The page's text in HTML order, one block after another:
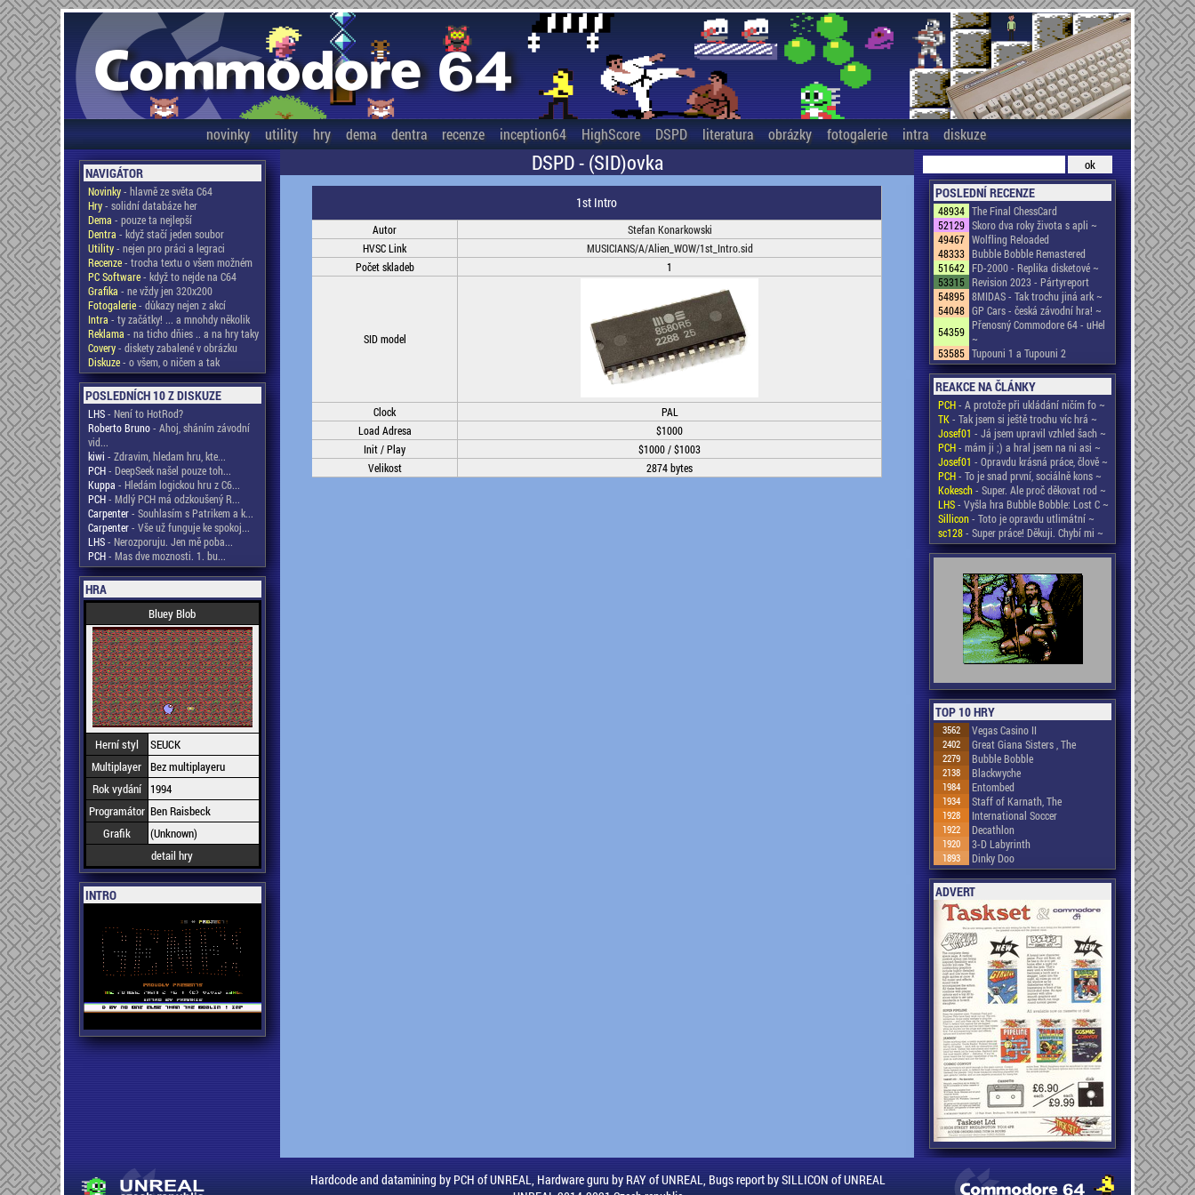
novinky utility hry dema dentra recenze inception64 HighScore DSPD literatura obrázky fotogalerie intra diskuze
NAVIGÁTOR
Novinky- hlavně ze světa C64
Hry- solidní databáze her
Dema - pouze ta nejlepší
Dentra - když stačí jeden soubor
Utility- nejen pro práci a legraci
Recenze- trocha textu o všem možném
PC Software- když to nejde na C64
Grafika - ne vždy jen 320x200
Fotogalerie- důkazy nejen z akcí
Intra - ty začátky! ... a mnohdy několik
Reklama - na ticho dňies .. a na hry taky
Covery- diskety zabalené v obrázku
Diskuze- o všem, o ničem a tak
POSLEDNÍCH 10 Z DISKUZE
LHS- Není to HotRod?
Roberto Bruno- Ahoj, sháním závodní
vid...
kiwi - Zdravim, hledam hru, kte...
PCH- DeepSeek našel pouze toh...
Kuppa - Hledám logickou hru z C6...
PCH- Mdlý PCH má odzkoušený R...
Carpenter- Souhlasím s Patrikem a k...
Carpenter- Vše už funguje ke spokoj...
LHS- Nerozporuju. Jen mě poba...
PCH- Mas dve moznosti. 1. bu...
HRA
Bluey Blob
Herní styl
SEUCK
Multiplayer Bez multiplayeru
Rok vydání
1994
Programátor Ben Raisbeck
Grafik
(Unknown)
detail hry
INTRO
DSPD - (SID)ovka
1st Intro
Autor
Stefan Konarkowski
HVSC Link
MUSICIANS/A/Alien_WOW/1st_Intro.sid
Počet skladeb
1
SID model
Clock
PAL
Load Adresa
$1000
Init / Play
$1000 / $1003
Velikost
2874 bytes
POSLEDNÍ RECENZE
48934 The Final ChessCard
52129 Skoro dva roky života s apli ~
49467 Wolfling Reloaded
48333 Bubble Bobble Remastered
51642 FD-2000 - Replika disketové ~
53315 Revision 2023 - Pártyreport
54895 8MIDAS - Tak trochu jiná ark ~
54048 GP Cars - česká závodní hra! ~
54359 Přenosný Commodore 64 - uHel
~
53585 Tupouni 1 a Tupouni 2
REAKCE NA ČLÁNKY
PCH- A protože při ukládání ničím fo ~
TK- Tak jsem si ještě trochu víc hrá ~
Josef01 - Já jsem upravil vzhled šach ~
PCH- mám ji ;) a hral jsem na ni asi ~
Josef01 - Opravdu krásná práce, člově ~
PCH- To je snad první, sociálně kons ~
Kokesch- Super. Ale proč děkovat rod ~
LHS- Vyšla hra Bubble Bobble: Lost C ~
Sillicon- Toto je opravdu utlimátní ~
sc128- Super práce! Děkuji. Chybí mi ~
TOP 10 HRY
3562 Vegas Casino II
2402 Great Giana Sisters , The
2279 Bubble Bobble
2138 Blackwyche
1984 Entombed
1934 Staff of Karnath, The
1928 International Soccer
1922 Decathlon
1920 3-D Labyrinth
1893 Dinky Doo
ADVERT
Hardcode and datamining by PCH of UNREAL, Hardware guru by RAY of UNREAL, Bugs report by SILLICON of UNREAL